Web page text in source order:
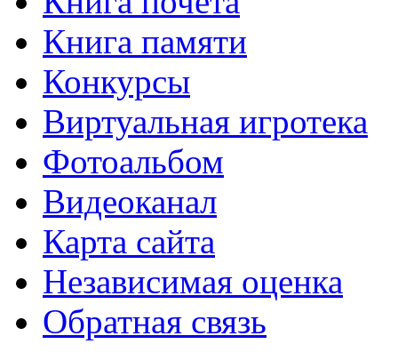
Книга памяти
Конкурсы
Виртуальная игротека
Фотоальбом
Видеоканал
Карта сайта
Независимая оценка
Обратная связь